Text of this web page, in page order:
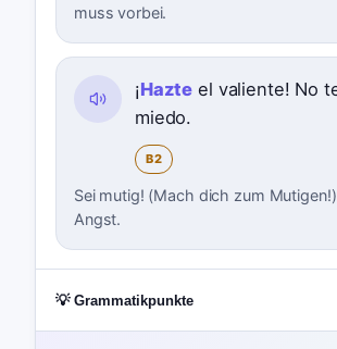
muss vorbei.
¡Hazte el valiente! No
miedo.
B2
Sei mutig! (Mach dich zum
Angst.
💡 Grammatikpunkte